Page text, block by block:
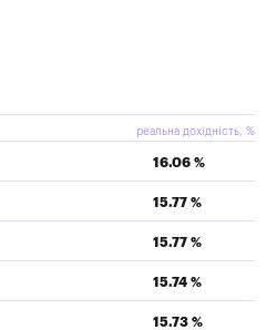
реальна дохідність, %
16.06 %
15.77 %
15.77 %
15.74 %
15.73 %